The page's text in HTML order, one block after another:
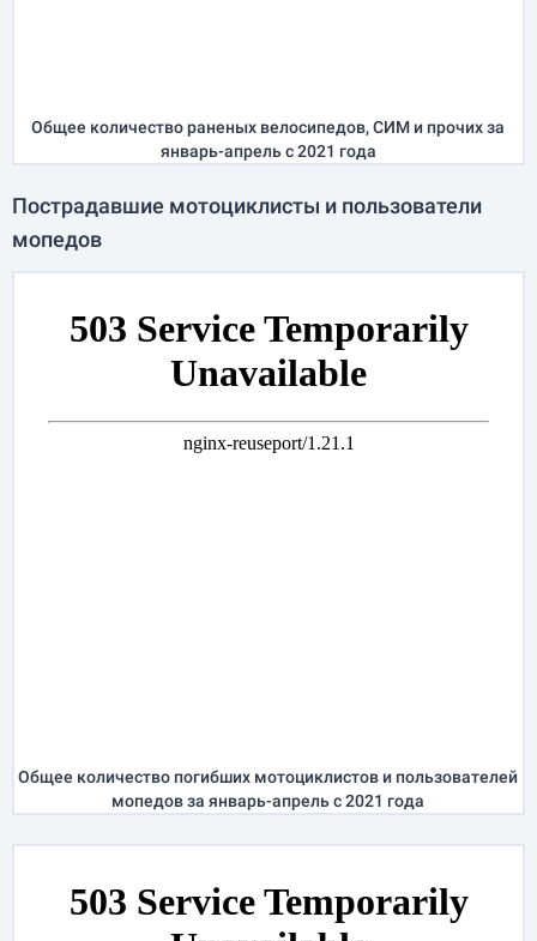
Общее количество раненых велосипедов, СИМ и прочих за
январь-апрельс 2021 года
Пострадавшие мотоциклисты и пользователи
мопедов
Общее количество погибших мотоциклистов и пользователей
мопедов заянварь-апрельс 2021 года